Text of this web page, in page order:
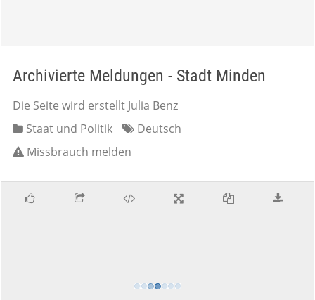
Archivierte Meldungen - Stadt Minden
Die Seite wird erstellt Julia Benz
Staat und Politik
Deutsch
Missbrauch melden